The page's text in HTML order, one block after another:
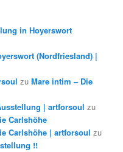
in Hoyerswort
(Nordfriesland) |
zuMare intim – Die
| artforsoul zu
Carlshöhe
Carlshöhe | artforsoul zu
!!